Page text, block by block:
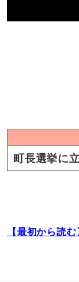
町長選挙に
【最初から読む